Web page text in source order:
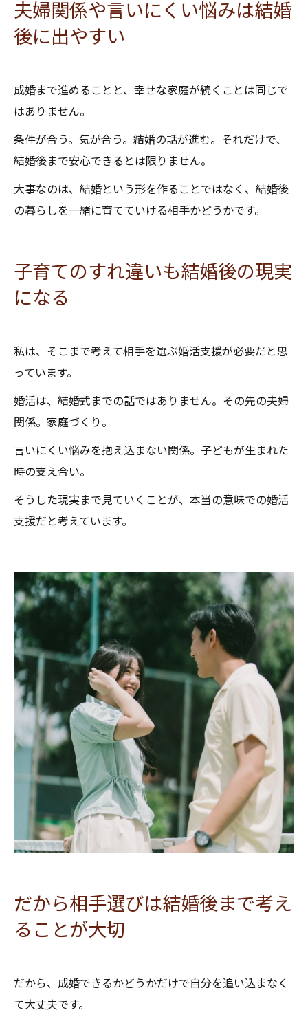
夫婦関係や言いにくい悩みは結婚
後に出やすい
成婚まで進めることと、幸せな家庭が続くことは同じで
はありません。
条件が合う。気が合う。結婚の話が進む。それだけで、
結婚後まで安心できるとは限りません。
大事なのは、結婚という形を作ることではなく、結婚後
の暮らしを一緒に育てていける相手かどうかです。
子育てのすれ違いも結婚後の現実
になる
私は、そこまで考えて相手を選ぶ婚活支援が必要だと思
っています。
婚活は、結婚式までの話ではありません。その先の夫婦
関係。家庭づくり。
言いにくい悩みを抱え込まない関係。子どもが生まれた
時の支え合い。
そうした現実まで見ていくことが、本当の意味での婚活
支援だと考えています。
だから相手選びは結婚後まで考え
ることが大切
だから、成婚できるかどうかだけで自分を追い込まなく
て大丈夫です。